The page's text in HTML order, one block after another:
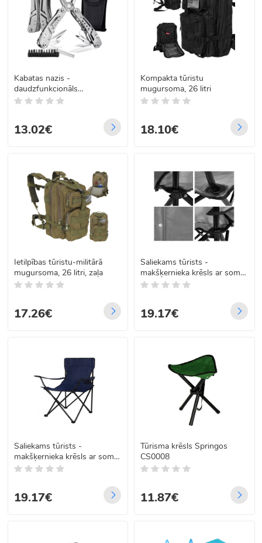
Kabatas nazis -
daudzfunkcionāls
instruments ar 13in1
13.02€
Kompakta tūristu
mugursoma, 26 litri
18.10€
Ietilpības tūristu-militārā
mugursoma, 26 litri, zaļa
17.26€
Saliekams tūrists -
makšķernieka krēsls ar somu,
80cm, pelēks
19.17€
Saliekams tūrists -
makšķernieka krēsls ar somu,
tumši zils
19.17€
Tūrisma krēsls Springos
CS0008
11.87€